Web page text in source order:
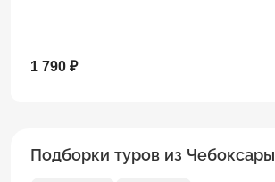
1 790 ₽
Подборки туров из Чебоксары